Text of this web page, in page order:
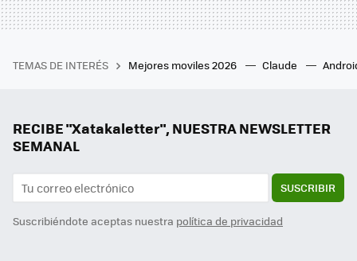
TEMAS DE INTERÉS Mejores moviles 2026 Claude
RECIBE "Xatakaletter", NUESTRA NEWSLETTER
SEMANAL
SUSCRIBIR
Suscribiéndote aceptas nuestra política de privacidad